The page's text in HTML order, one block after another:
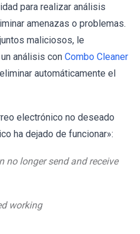
para realizar análisis
amenazas o problemas.
maliciosos, le
análisis con Combo Cleaner
automáticamente el
electrónico no deseado
ha dejado de funcionar»:
no longer send and receive
working